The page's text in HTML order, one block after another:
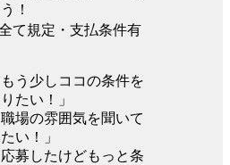
！
て規定・支払条件有
もう少しココの条件を
たい！」
職場の雰囲気を聞いて
い！」
応募したけどもっと条